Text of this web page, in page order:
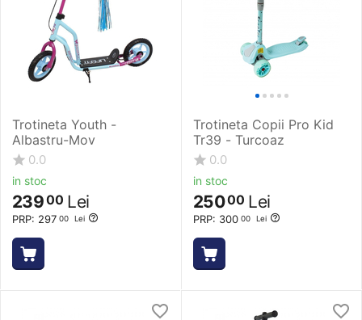
Trotineta Youth -
Albastru-Mov
0.0
in stoc
PRP: 297 00 Lei
23900 Lei
Trotineta Copii Pro Kid
Tr39 - Turcoaz
0.0
in stoc
PRP: 300 00 Lei
25000 Lei